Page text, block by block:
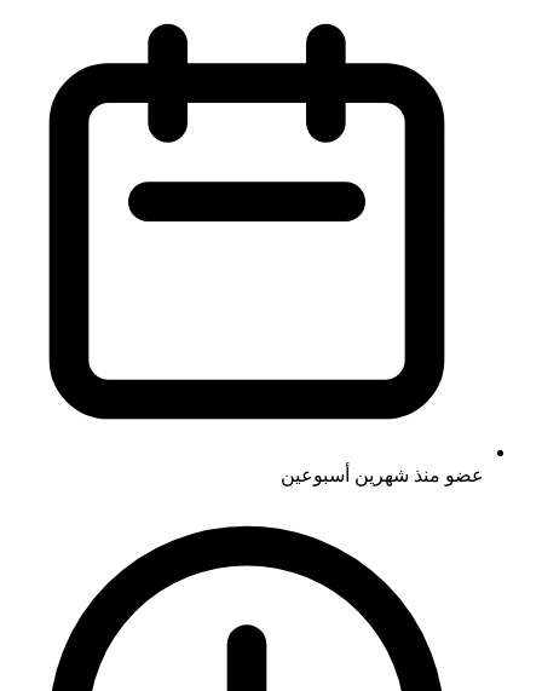
عضو منذ شهرين أسبوعين